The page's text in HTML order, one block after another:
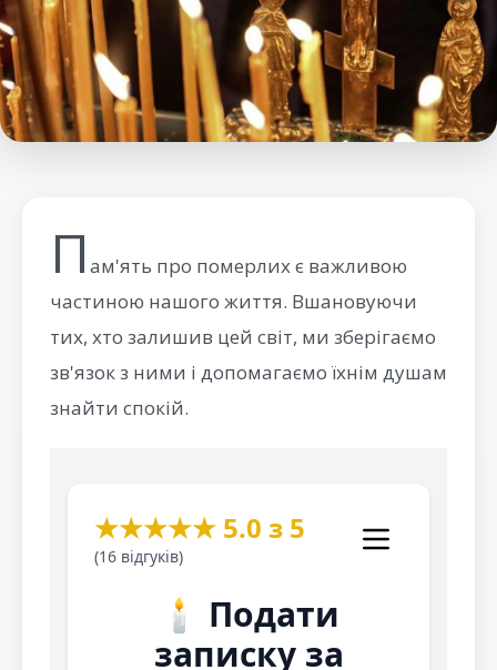
П ам'ять про померлих є важливою
частиною нашого життя. Вшановуючи
тих, хто залишив цей світ, ми зберігаємо
зв'язок з ними і допомагаємо їхнім душам
знайти спокій.